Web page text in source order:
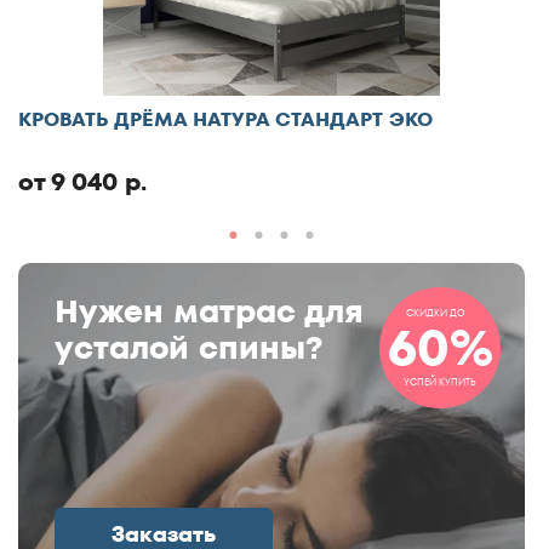
КРОВАТЬ ДРЁМА НАТУРА СТАНДАРТ ЭКО
от 9 040 р.
Нужен матрас для
усталой спины?
Заказать
СКИДКИ ДО
60%
УСПЕЙ КУПИТЬ